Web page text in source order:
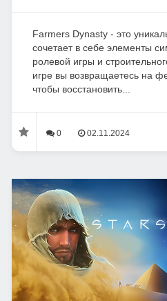
Farmers Dynasty - это
сочетает в себе элементы
ролевой игры и
игре вы возвращаетесь на
чтобы восстановить...
0 02.11.2024